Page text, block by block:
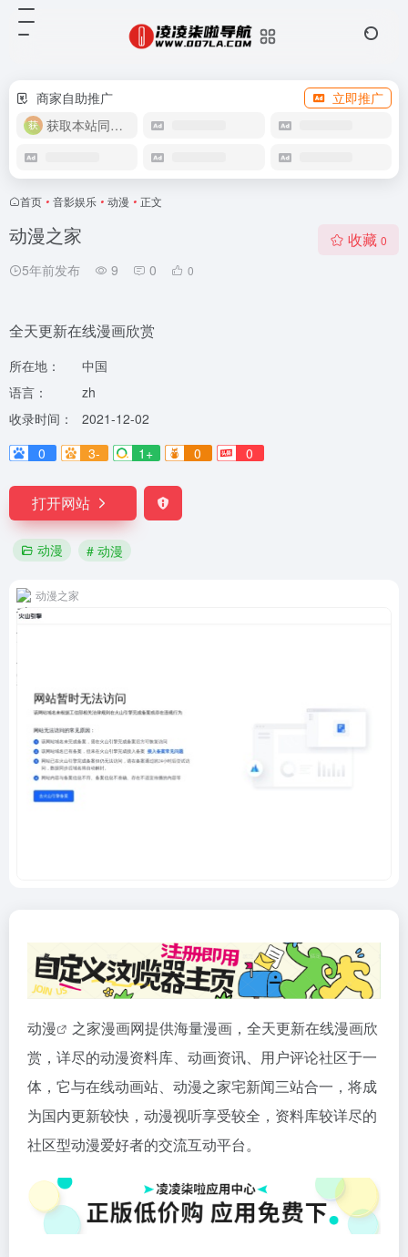
商家自助推广
立即推广
获取本站同款主题
首页 • 音影娱乐 • 动漫 • 正文
动漫之家
5年前发布 9 0 0
收藏 0
全天更新在线漫画欣赏
所在地：
中国
语言：
zh
收录时间：
2021-12-02
0
3- 1+ 0 0
打开网站
动漫 # 动漫
动漫之家
动漫
之家漫画网提供海量漫画，全天更新在线漫画欣
赏，详尽的动漫资料库、动画资讯、用户评论社区于一
体，它与在线动画站、动漫之家宅新闻三站合一，将成
为国内更新较快，动漫视听享受较全，资料库较详尽的
社区型动漫爱好者的交流互动平台。